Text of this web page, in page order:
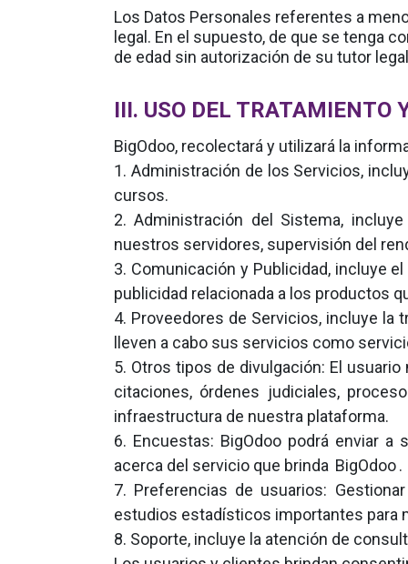
Los Datos Personales referentes a
legal. En el supuesto, de que se tenga
de edad sin autorización de su tutor
III. USO DEL TRATAMIENTO
BigOdoo, recolectará y utilizará la
1. Administración de los Servicios,
cursos.
2. Administración del Sistema,
nuestros servidores, supervisión del
3. Comunicación y Publicidad, incluye
publicidad relacionada a los productos
4. Proveedores de Servicios, incluye la
lleven a cabo sus servicios como
5. Otros tipos de divulgación: El
citaciones, órdenes judiciales,
infraestructura de nuestra plataforma.
6. Encuestas: BigOdoo podrá enviar
acerca del servicio que brinda BigOdoo.
7. Preferencias de usuarios:
estudios estadísticos importantes para
8. Soporte, incluye la atención de